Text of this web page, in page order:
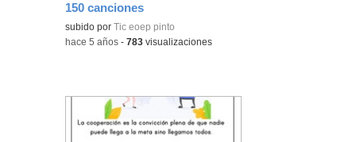
150 canciones
Contenido educativo.
subido porTic eoep pinto
-hace 5 años -783 visualizaciones